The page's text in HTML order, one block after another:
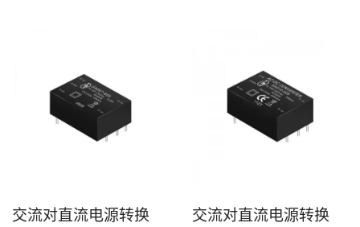
形式。具备短路和过载保护
的稳压输出电源转换器，效
率最高可达到82%。此系列
对直流转换器，具备90–
形式。具备短路、过载和过
压保护的稳压输出电源转换
器，内置输入滤波器，效率
交流对直流电源转换
交流对直流电源转换